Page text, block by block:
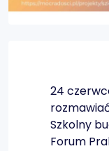
24
Szkolny
Forum